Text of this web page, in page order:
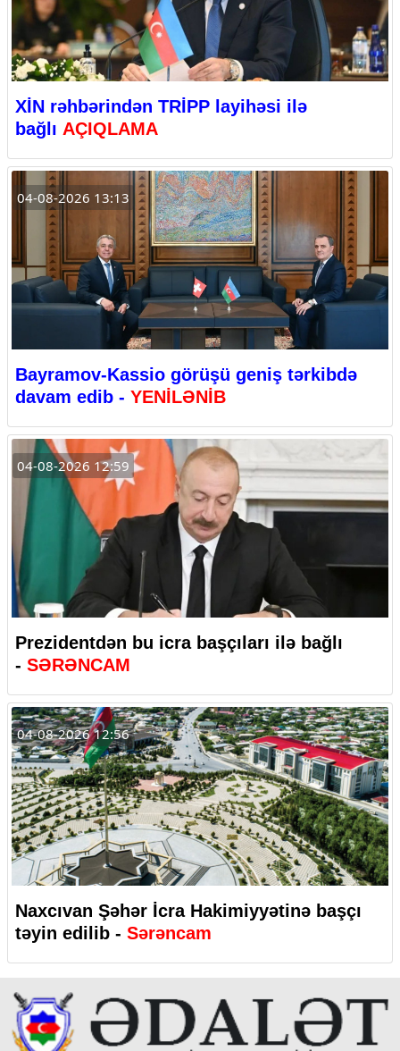
XİN rəhbərindən TRİPP layihəsi ilə
bağlı AÇIQLAMA
04-08-2026 13:13
Bayramov-Kassio görüşü geniş tərkibdə
davam edib - YENİLƏNİB
04-08-2026 12:59
Prezidentdən bu icra başçıları ilə bağlı
- SƏRƏNCAM
04-08-2026 12:56
Naxcıvan Şəhər İcra Hakimiyyətinə başçı
təyin edilib - Sərəncam